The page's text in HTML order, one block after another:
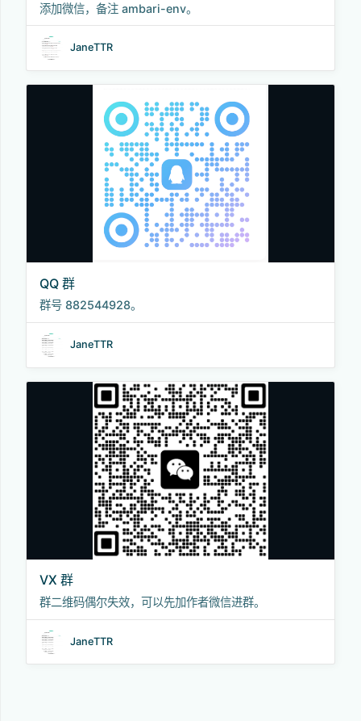
添加微信，备注 ambari-env。
JaneTTR
QQ 群
群号 882544928。
JaneTTR
VX 群
群二维码偶尔失效，可以先加作者微信进群。
JaneTTR